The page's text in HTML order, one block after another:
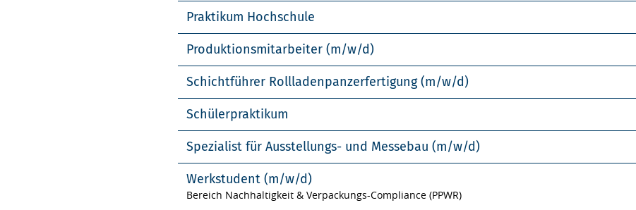
Praktikum Hochschule
Produktionsmitarbeiter (m/w/d)
Schichtführer Rollladenpanzerfertigung (m/w/d)
Schülerpraktikum
Spezialist für Ausstellungs- und Messebau (m/w/d)
Werkstudent (m/w/d)
Bereich Nachhaltigkeit & Verpackungs-Compliance (PPWR)